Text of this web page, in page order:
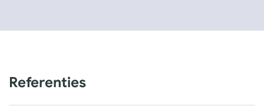
Referenties